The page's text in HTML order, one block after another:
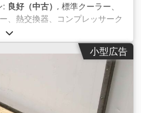
: 良好（中古） , 標準クーラー、
、熱交換器、コンプレッサーク
メーカー: AKG、フィルター付き
Aov E D U Roa Eorf -タイ
力: 最大15バール -寸法：小型広告